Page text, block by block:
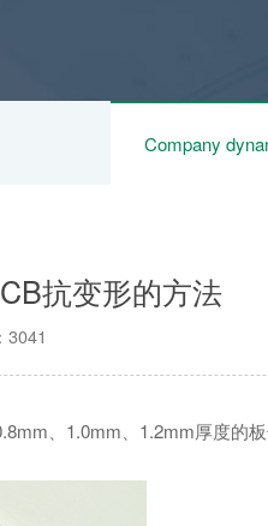
Company
抗变形的方法
、1.0mm、1.2mm厚度的